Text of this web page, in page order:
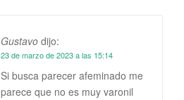
Gustavo dijo:
23 de marzo de 2023 a las 15:14
Si busca parecer afeminado me
parece que no es muy varonil